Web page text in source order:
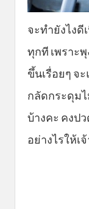
จะทำยังไงดี
ทุกที เพราะ
ขึ้นเรื่อยๆ จ
กลัดกระดุม
บ้างคะ คงป
อย่างไรให้เ